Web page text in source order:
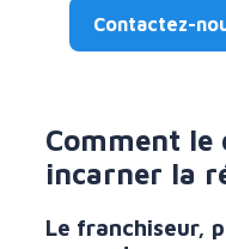
Contactez-
Comment
incarner la
Le franchiseur,